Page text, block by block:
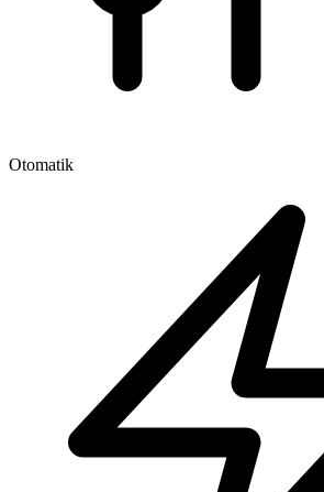
Otomatik